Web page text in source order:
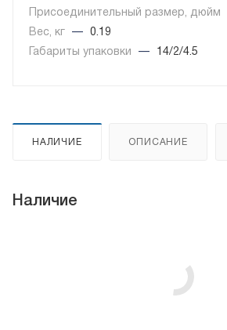
Присоединительный размер, дюйм
Вес, кг
—
0.19
Габариты упаковки
— 14/2/4.5
НАЛИЧИЕ ОПИСАНИЕ
Наличие